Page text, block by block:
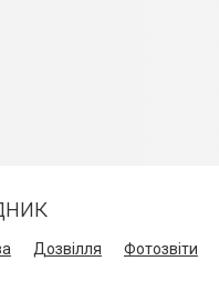
Дозвілля Фотозвіти